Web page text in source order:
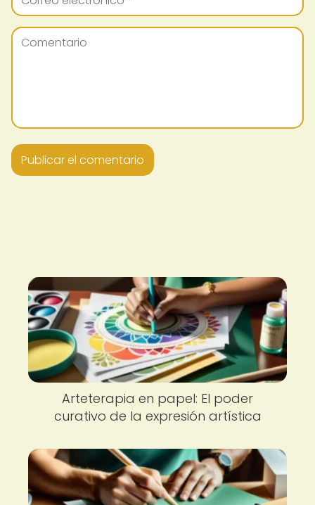
Arteterapia en papel: El poder
curativo de la expresión artística